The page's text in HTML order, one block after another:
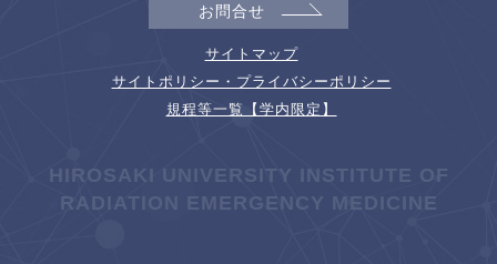
お問合せ
サイトマップ
サイトポリシー・プライバシーポリシー
規程等一覧【学内限定】
HIROSAKI UNIVERSITY INSTITUTE OF
RADIATION EMERGENCY MEDICINE